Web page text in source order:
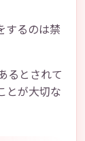
するのは禁
るとされて
とが大切な